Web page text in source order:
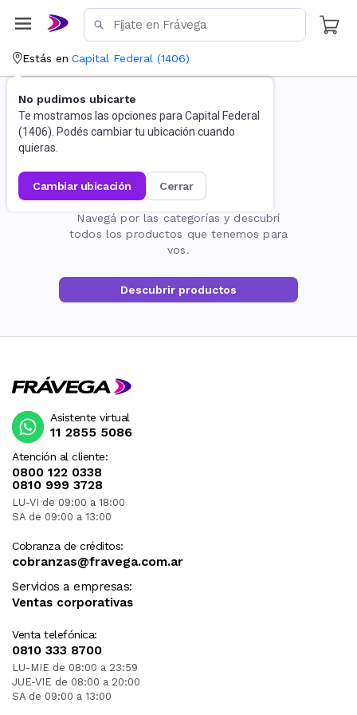
Estás en Capital Federal (1406)
No pudimos ubicarte
Te mostramos las opciones para Capital Federal
(1406). Podés cambiar tu ubicación cuando
quieras.
cambiar ubicación cerrar
La página no existe
Navegá por las categorías y descubrí
todos los productos que tenemos para
vos.
Descubrir productos
Atención al cliente:
0800 122 0338
0810 999 3728
LU-VI de 09:00 a 18:00
SA de 09:00 a 13:00
Cobranza de créditos:
cobranzas@fravega.com.ar
Servicios a empresas:
Ventas corporativas
Venta telefónica:
0810 333 8700
LU-MIE de 08:00 a 23:59
JUE-VIE de 08:00 a 20:00
SA de 09:00 a 13:00
Asistente virtual
11 2855 5086